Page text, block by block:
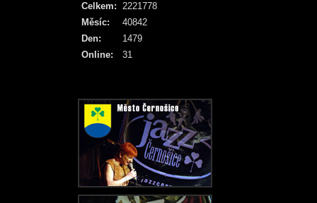
Online: 31
Celkem: 2221778
Měsíc:
40842
Den:
1479